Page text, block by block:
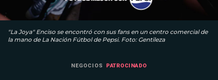
"La Joya" Enciso se encontró con sus fans en un centro comercial de
la mano de La Nación Fútbol de Pepsi. Foto: Gentileza
NEGOCIOS PATROCINADO